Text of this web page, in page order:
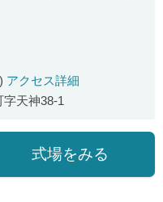
アクセス詳細
天神38-1
式場をみる